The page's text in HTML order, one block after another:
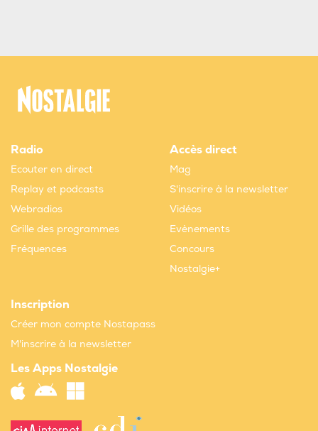
Radio
Ecouter en direct
Replay et podcasts
Webradios
Grille des programmes
Fréquences
Accès direct
Mag
S'inscrire à la newsletter
Vidéos
Evènements
Concours
Nostalgie+
Inscription
Créer mon compte Nostapass
M'inscrire à la newsletter
Les Apps Nostalgie